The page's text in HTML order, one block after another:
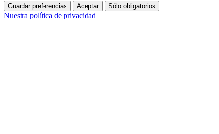
Guardar preferencias Aceptar Sólo obligatorios
Nuestra política de privacidad